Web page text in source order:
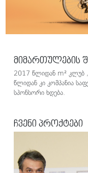
ᲛᲘᲛᲐᲠᲗᲣᲚᲔᲑᲘᲡ
2017 წლიდან m² კლუბ
წლიდან კი კომპანია
სპონსორი ხდება.
ᲩᲕᲔᲜᲘ ᲞᲠᲝᲥᲢᲔᲑᲘ